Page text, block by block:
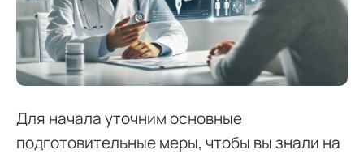
Для начала уточним основные
подготовительные меры, чтобы вы знали на